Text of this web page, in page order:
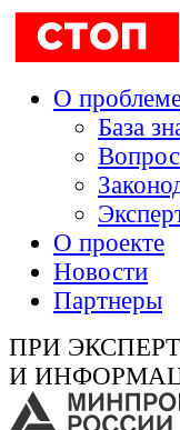
О
База
О проекте
Новости
Партнеры
ПРИ
И